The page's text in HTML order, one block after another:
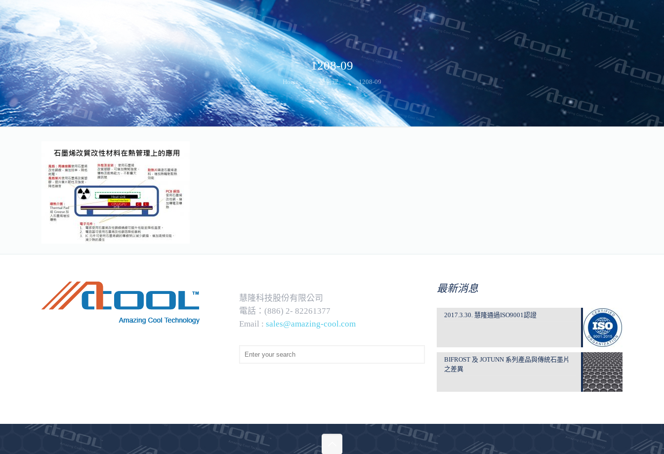
1208-09
Home 熱管理 1208-09
慧隆科技股份有限公司
電話：(886) 2- 82261377
Email : sales@amazing-cool.com
最新消息
2017.3.30. 慧隆通過ISO9001認證
BIFROST 及 JOTUNN 系列產品與傳統石墨片
之差異